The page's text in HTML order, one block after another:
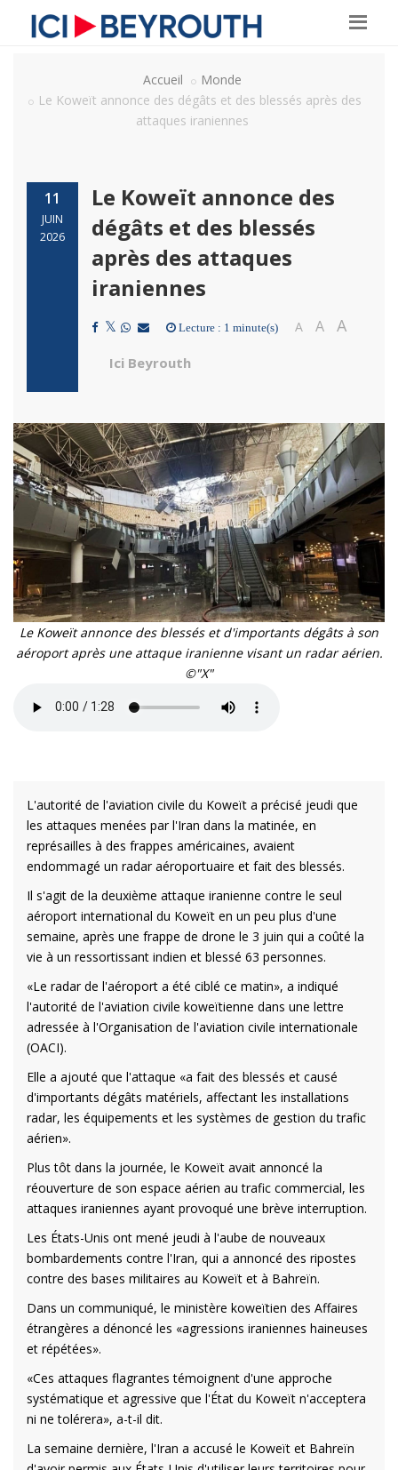
Accueil
Monde
Le Koweït annonce des dégâts et des blessés après des
attaques iraniennes
11
JUIN
2026
Le Koweït annonce des
dégâts et des blessés
après des attaques
iraniennes
Lecture : 1 minute(s) A A A
Ici Beyrouth
Le Koweït annonce des blessés et d'importants dégâts à son
aéroport après une attaque iranienne visant un radar aérien.
©"X"
L'autorité de l'aviation civile du Koweït a précisé jeudi que
les attaques menées par l'Iran dans la matinée, en
représailles à des frappes américaines, avaient
endommagé un radar aéroportuaire et fait des blessés.
Il s'agit de la deuxième attaque iranienne contre le seul
aéroport international du Koweït en un peu plus d'une
semaine, après une frappe de drone le 3 juin qui a coûté la
vie à un ressortissant indien et blessé 63 personnes.
«Le radar de l'aéroport a été ciblé ce matin», a indiqué
l'autorité de l'aviation civile koweïtienne dans une lettre
adressée à l'Organisation de l'aviation civile internationale
(OACI).
Elle a ajouté que l'attaque «a fait des blessés et causé
d'importants dégâts matériels, affectant les installations
radar, les équipements et les systèmes de gestion du trafic
aérien».
Plus tôt dans la journée, le Koweït avait annoncé la
réouverture de son espace aérien au trafic commercial, les
attaques iraniennes ayant provoqué une brève interruption.
Les États-Unis ont mené jeudi à l'aube de nouveaux
bombardements contre l'Iran, qui a annoncé des ripostes
contre des bases militaires au Koweït et à Bahreïn.
Dans un communiqué, le ministère koweïtien des Affaires
étrangères a dénoncé les «agressions iraniennes haineuses
et répétées».
«Ces attaques flagrantes témoignent d'une approche
systématique et agressive que l'État du Koweït n'acceptera
ni ne tolérera», a-t-il dit.
La semaine dernière, l'Iran a accusé le Koweït et Bahreïn